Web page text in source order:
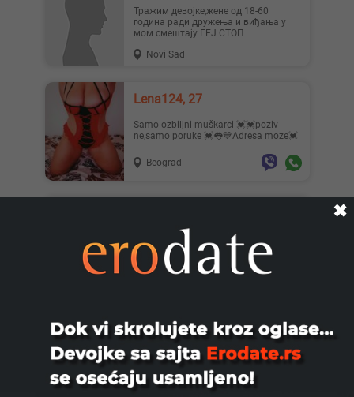
Тражим девојке,жене од 18-60
година ради дружења и виђања у
мом смештају ГЕЈ СТОП
Novi Sad
Lena124, 27
Samo ozbiljni muškarci 💓💓poziv
ne,samo poruke 💓👅💙Adresa moze💓
Beograd
godine uspesan trazim devojku zenu
mogu i starije za druzenja na...
Filipp, 51
TRAŽIM DEVOJKE ŽENE PAROVE ZA
SEX SA MOJOM NADOKNADOM
JAVITE SE PORUKOM NA VIBER WAT
CA ILI TELEG...
✖